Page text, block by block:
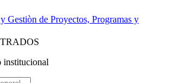
Gestiòn de Proyectos, Programas y
institucional